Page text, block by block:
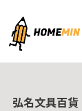
弘名文具百貨
弘名文具百貨